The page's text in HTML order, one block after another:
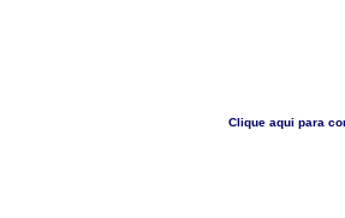
Clique aqui para